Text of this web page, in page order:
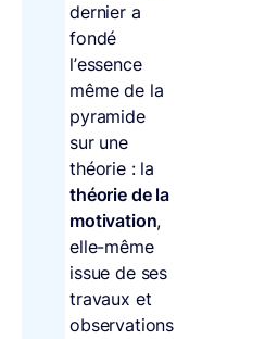
dernier a
fondé
l’essence
même de la
pyramide
sur une
théorie : la
théorie de la
motivation,
elle-même
issue de ses
travaux et
observations